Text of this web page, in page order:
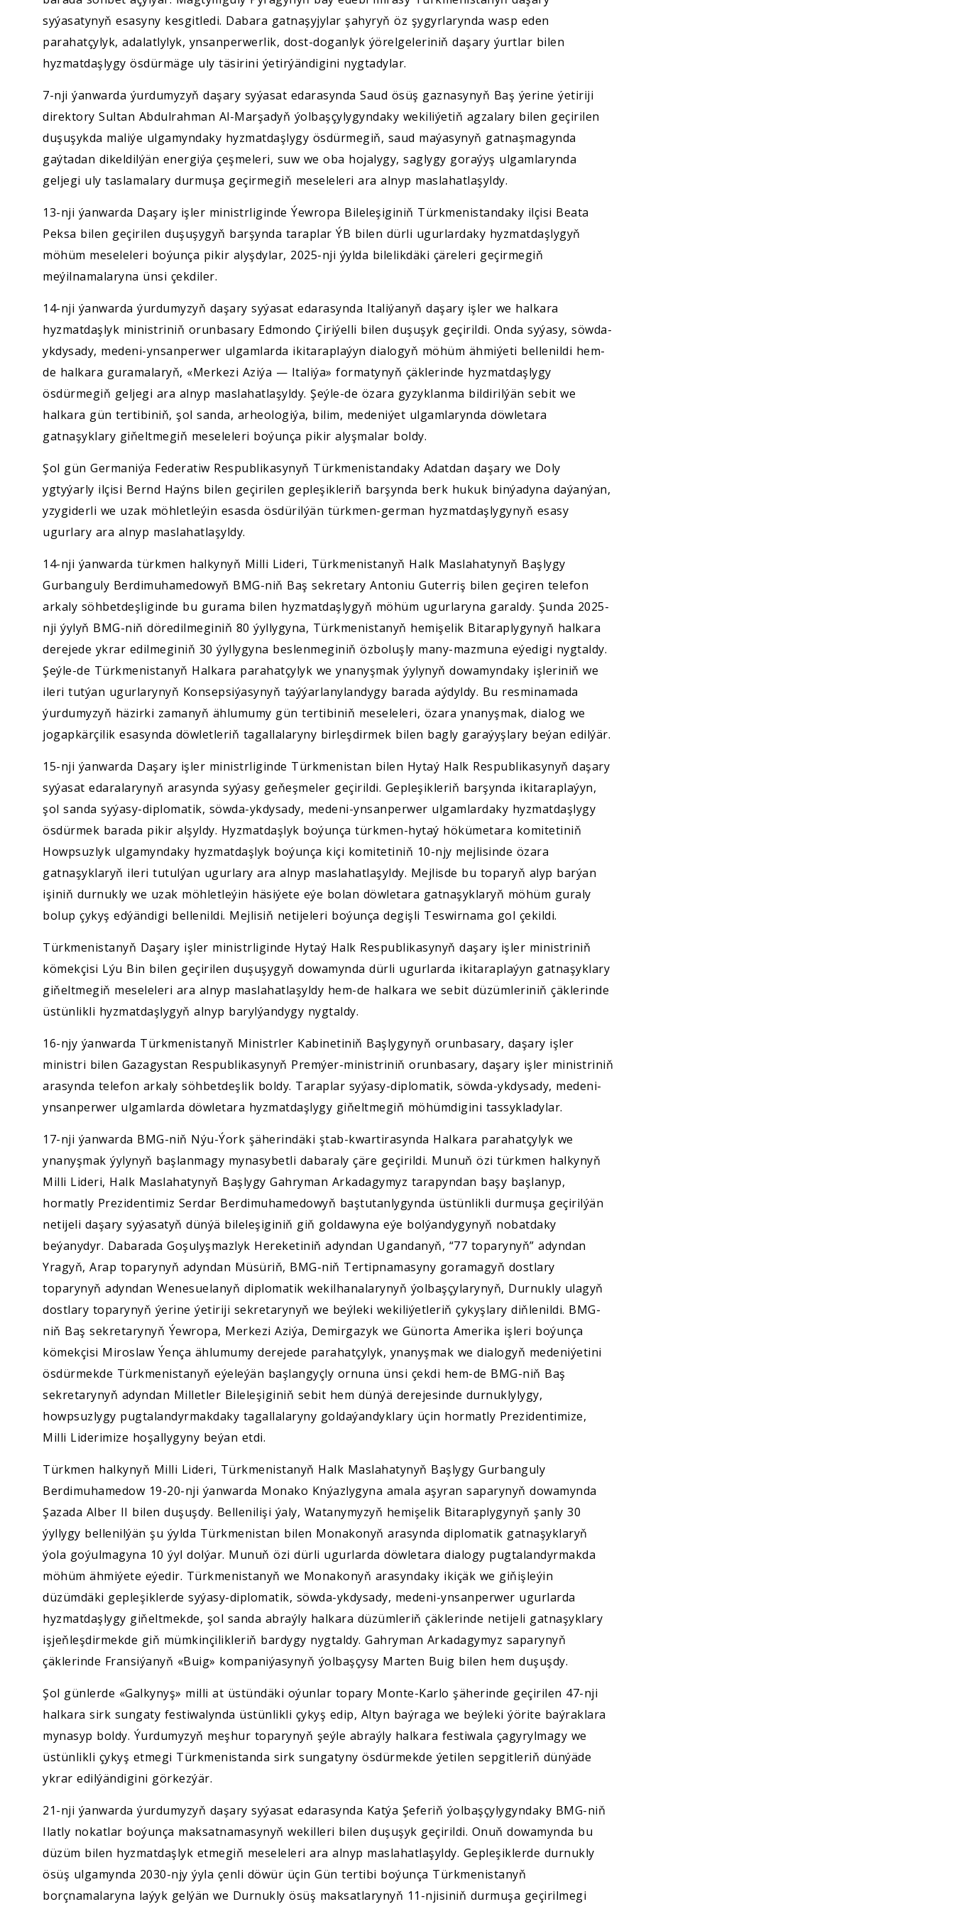
syýasatynyň esasyny kesgitledi. Dabara gatnaşyjylar şahyryň öz şygyrlarynda wasp eden
parahatçylyk, adalatlylyk, ynsanperwerlik, dost-doganlyk ýörelgeleriniň daşary ýurtlar bilen
hyzmatdaşlygy ösdürmäge uly täsirini ýetirýändigini nygtadylar.
7-nji ýanwarda ýurdumyzyň daşary syýasat edarasynda Saud ösüş gaznasynyň Baş ýerine ýetiriji
direktory Sultan Abdulrahman Al-Marşadyň ýolbaşçylygyndaky wekiliýetiň agzalary bilen geçirilen
duşuşykda maliýe ulgamyndaky hyzmatdaşlygy ösdürmegiň, saud maýasynyň gatnaşmagynda
gaýtadan dikeldilýän energiýa çeşmeleri, suw we oba hojalygy, saglygy goraýyş ulgamlarynda
geljegi uly taslamalary durmuşa geçirmegiň meseleleri ara alnyp maslahatlaşyldy.
13-nji ýanwarda Daşary işler ministrliginde Ýewropa Bileleşiginiň Türkmenistandaky ilçisi Beata
Peksa bilen geçirilen duşuşygyň barşynda taraplar ÝB bilen dürli ugurlardaky hyzmatdaşlygyň
möhüm meseleleri boýunça pikir alyşdylar, 2025-nji ýylda bilelikdäki çäreleri geçirmegiň
meýilnamalaryna ünsi çekdiler.
14-nji ýanwarda ýurdumyzyň daşary syýasat edarasynda Italiýanyň daşary işler we halkara
hyzmatdaşlyk ministriniň orunbasary Edmondo Çiriýelli bilen duşuşyk geçirildi. Onda syýasy, söwda-
ykdysady, medeni-ynsanperwer ulgamlarda ikitaraplaýyn dialogyň möhüm ähmiýeti bellenildi hem-
de halkara guramalaryň, «Merkezi Aziýa — Italiýa» formatynyň çäklerinde hyzmatdaşlygy
ösdürmegiň geljegi ara alnyp maslahatlaşyldy. Şeýle-de özara gyzyklanma bildirilýän sebit we
halkara gün tertibiniň, şol sanda, arheologiýa, bilim, medeniýet ulgamlarynda döwletara
gatnaşyklary giňeltmegiň meseleleri boýunça pikir alyşmalar boldy.
Şol gün Germaniýa Federatiw Respublikasynyň Türkmenistandaky Adatdan daşary we Doly
ygtyýarly ilçisi Bernd Haýns bilen geçirilen gepleşikleriň barşynda berk hukuk binýadyna daýanýan,
yzygiderli we uzak möhletleýin esasda ösdürilýän türkmen-german hyzmatdaşlygynyň esasy
ugurlary ara alnyp maslahatlaşyldy.
14-nji ýanwarda türkmen halkynyň Milli Lideri, Türkmenistanyň Halk Maslahatynyň Başlygy
Gurbanguly Berdimuhamedowyň BMG-niň Baş sekretary Antoniu Guterriş bilen geçiren telefon
arkaly söhbetdeşliginde bu gurama bilen hyzmatdaşlygyň möhüm ugurlaryna garaldy. Şunda 2025-
nji ýylyň BMG-niň döredilmeginiň 80 ýyllygyna, Türkmenistanyň hemişelik Bitaraplygynyň halkara
derejede ykrar edilmeginiň 30 ýyllygyna beslenmeginiň özboluşly many-mazmuna eýedigi nygtaldy.
Şeýle-de Türkmenistanyň Halkara parahatçylyk we ynanyşmak ýylynyň dowamyndaky işleriniň we
ileri tutýan ugurlarynyň Konsepsiýasynyň taýýarlanylandygy barada aýdyldy. Bu resminamada
ýurdumyzyň häzirki zamanyň ählumumy gün tertibiniň meseleleri, özara ynanyşmak, dialog we
jogapkärçilik esasynda döwletleriň tagallalaryny birleşdirmek bilen bagly garaýyşlary beýan edilýär.
15-nji ýanwarda Daşary işler ministrliginde Türkmenistan bilen Hytaý Halk Respublikasynyň daşary
syýasat edaralarynyň arasynda syýasy geňeşmeler geçirildi. Gepleşikleriň barşynda ikitaraplaýyn,
şol sanda syýasy-diplomatik, söwda-ykdysady, medeni-ynsanperwer ulgamlardaky hyzmatdaşlygy
ösdürmek barada pikir alşyldy. Hyzmatdaşlyk boýunça türkmen-hytaý hökümetara komitetiniň
Howpsuzlyk ulgamyndaky hyzmatdaşlyk boýunça kiçi komitetiniň 10-njy mejlisinde özara
gatnaşyklaryň ileri tutulýan ugurlary ara alnyp maslahatlaşyldy. Mejlisde bu toparyň alyp barýan
işiniň durnukly we uzak möhletleýin häsiýete eýe bolan döwletara gatnaşyklaryň möhüm guraly
bolup çykyş edýändigi bellenildi. Mejlisiň netijeleri boýunça degişli Teswirnama gol çekildi.
Türkmenistanyň Daşary işler ministrliginde Hytaý Halk Respublikasynyň daşary işler ministriniň
kömekçisi Lýu Bin bilen geçirilen duşuşygyň dowamynda dürli ugurlarda ikitaraplaýyn gatnaşyklary
giňeltmegiň meseleleri ara alnyp maslahatlaşyldy hem-de halkara we sebit düzümleriniň çäklerinde
üstünlikli hyzmatdaşlygyň alnyp barylýandygy nygtaldy.
16-njy ýanwarda Türkmenistanyň Ministrler Kabinetiniň Başlygynyň orunbasary, daşary işler
ministri bilen Gazagystan Respublikasynyň Premýer-ministriniň orunbasary, daşary işler ministriniň
arasynda telefon arkaly söhbetdeşlik boldy. Taraplar syýasy-diplomatik, söwda-ykdysady, medeni-
ynsanperwer ulgamlarda döwletara hyzmatdaşlygy giňeltmegiň möhümdigini tassykladylar.
17-nji ýanwarda BMG-niň Nýu-Ýork şäherindäki ştab-kwartirasynda Halkara parahatçylyk we
ynanyşmak ýylynyň başlanmagy mynasybetli dabaraly çäre geçirildi. Munuň özi türkmen halkynyň
Milli Lideri, Halk Maslahatynyň Başlygy Gahryman Arkadagymyz tarapyndan başy başlanyp,
hormatly Prezidentimiz Serdar Berdimuhamedowyň baştutanlygynda üstünlikli durmuşa geçirilýän
netijeli daşary syýasatyň dünýä bileleşiginiň giň goldawyna eýe bolýandygynyň nobatdaky
beýanydyr. Dabarada Goşulyşmazlyk Hereketiniň adyndan Ugandanyň, “77 toparynyň” adyndan
Yragyň, Arap toparynyň adyndan Müsüriň, BMG-niň Tertipnamasyny goramagyň dostlary
toparynyň adyndan Wenesuelanyň diplomatik wekilhanalarynyň ýolbaşçylarynyň, Durnukly ulagyň
dostlary toparynyň ýerine ýetiriji sekretarynyň we beýleki wekiliýetleriň çykyşlary diňlenildi. BMG-
niň Baş sekretarynyň Ýewropa, Merkezi Aziýa, Demirgazyk we Günorta Amerika işleri boýunça
kömekçisi Miroslaw Ýença ählumumy derejede parahatçylyk, ynanyşmak we dialogyň medeniýetini
ösdürmekde Türkmenistanyň eýeleýän başlangyçly ornuna ünsi çekdi hem-de BMG-niň Baş
sekretarynyň adyndan Milletler Bileleşiginiň sebit hem dünýä derejesinde durnuklylygy,
howpsuzlygy pugtalandyrmakdaky tagallalaryny goldaýandyklary üçin hormatly Prezidentimize,
Milli Liderimize hoşallygyny beýan etdi.
Türkmen halkynyň Milli Lideri, Türkmenistanyň Halk Maslahatynyň Başlygy Gurbanguly
Berdimuhamedow 19-20-nji ýanwarda Monako Knýazlygyna amala aşyran saparynyň dowamynda
Şazada Alber II bilen duşuşdy. Bellenilişi ýaly, Watanymyzyň hemişelik Bitaraplygynyň şanly 30
ýyllygy bellenilýän şu ýylda Türkmenistan bilen Monakonyň arasynda diplomatik gatnaşyklaryň
ýola goýulmagyna 10 ýyl dolýar. Munuň özi dürli ugurlarda döwletara dialogy pugtalandyrmakda
möhüm ähmiýete eýedir. Türkmenistanyň we Monakonyň arasyndaky ikiçäk we giňişleýin
düzümdäki gepleşiklerde syýasy-diplomatik, söwda-ykdysady, medeni-ynsanperwer ugurlarda
hyzmatdaşlygy giňeltmekde, şol sanda abraýly halkara düzümleriň çäklerinde netijeli gatnaşyklary
işjeňleşdirmekde giň mümkinçilikleriň bardygy nygtaldy. Gahryman Arkadagymyz saparynyň
çäklerinde Fransiýanyň «Buig» kompaniýasynyň ýolbaşçysy Marten Buig bilen hem duşuşdy.
Şol günlerde «Galkynyş» milli at üstündäki oýunlar topary Monte-Karlo şäherinde geçirilen 47-nji
halkara sirk sungaty festiwalynda üstünlikli çykyş edip, Altyn baýraga we beýleki ýörite baýraklara
mynasyp boldy. Ýurdumyzyň meşhur toparynyň şeýle abraýly halkara festiwala çagyrylmagy we
üstünlikli çykyş etmegi Türkmenistanda sirk sungatyny ösdürmekde ýetilen sepgitleriň dünýäde
ykrar edilýändigini görkezýär.
21-nji ýanwarda ýurdumyzyň daşary syýasat edarasynda Katýa Şeferiň ýolbaşçylygyndaky BMG-niň
Ilatly nokatlar boýunça maksatnamasynyň wekilleri bilen duşuşyk geçirildi. Onuň dowamynda bu
düzüm bilen hyzmatdaşlyk etmegiň meseleleri ara alnyp maslahatlaşyldy. Gepleşiklerde durnukly
ösüş ulgamynda 2030-njy ýyla çenli döwür üçin Gün tertibi boýunça Türkmenistanyň
borçnamalaryna laýyk gelýän we Durnukly ösüş maksatlarynyň 11-njisiniň durmuşa geçirilmegi